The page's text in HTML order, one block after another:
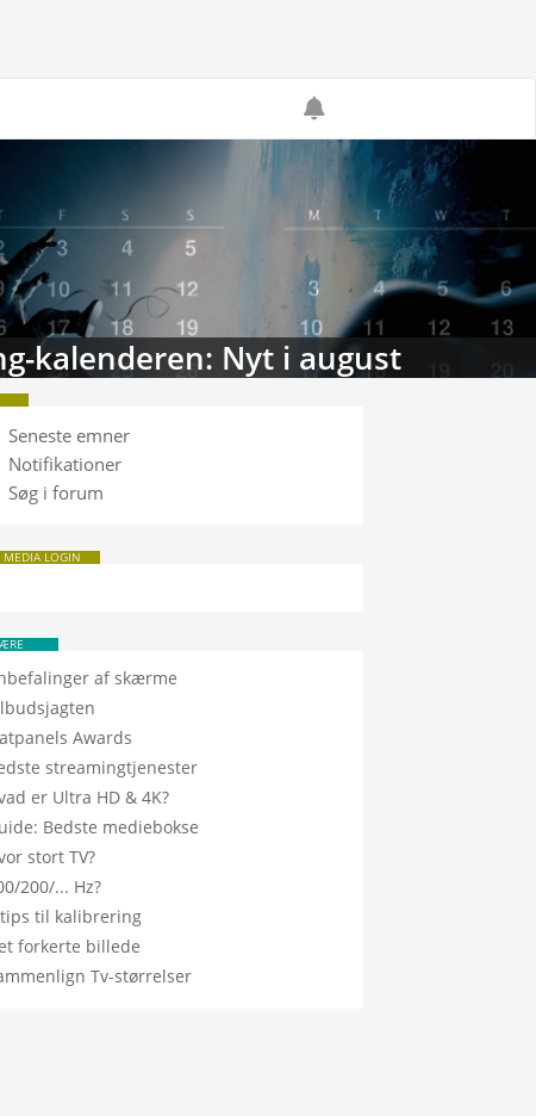
kalenderen: Nyt i august
Seneste emner
Notifikationer
Søg i forum
MEDIA LOGIN
af skærme
Awards
streamingtjenester
er Ultra HD & 4K?
Bedste mediebokse
stort TV?
200/... Hz?
til kalibrering
forkerte billede
Tv-størrelser